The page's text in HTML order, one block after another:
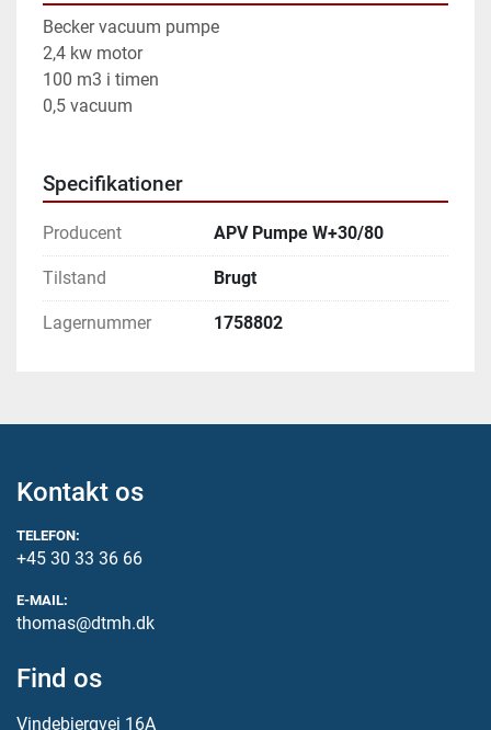
Becker vacuum pumpe
2,4 kw motor
100 m3 i timen
0,5 vacuum
Specifikationer
Producent APV Pumpe W+30/80
Tilstand Brugt
Lagernummer 1758802
Kontakt os
TELEFON:
+45 30 33 36 66
E-MAIL:
thomas@dtmh.dk
Find os
Vindebjergvej 16A